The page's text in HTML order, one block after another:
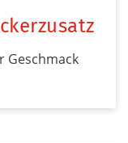
Geschmack